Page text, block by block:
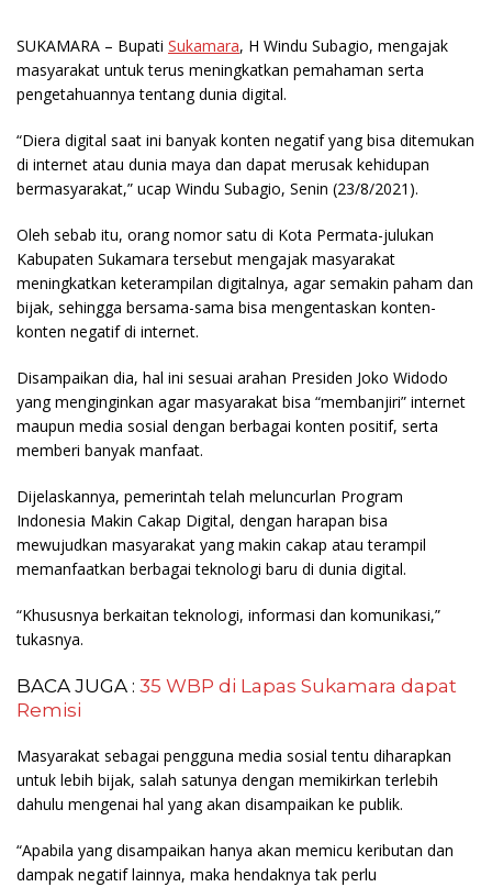
SUKAMARA – Bupati Sukamara, H Windu Subagio, mengajak
masyarakat untuk terus meningkatkan pemahaman serta
pengetahuannya tentang dunia digital.
“Diera digital saat ini banyak konten negatif yang bisa ditemukan
di internet atau dunia maya dan dapat merusak kehidupan
bermasyarakat,” ucap Windu Subagio, Senin (23/8/2021).
Oleh sebab itu, orang nomor satu di Kota Permata-julukan
Kabupaten Sukamara tersebut mengajak masyarakat
meningkatkan keterampilan digitalnya, agar semakin paham dan
bijak, sehingga bersama-sama bisa mengentaskan konten-
konten negatif di internet.
Disampaikan dia, hal ini sesuai arahan Presiden Joko Widodo
yang menginginkan agar masyarakat bisa “membanjiri” internet
maupun media sosial dengan berbagai konten positif, serta
memberi banyak manfaat.
Dijelaskannya, pemerintah telah meluncurlan Program
Indonesia Makin Cakap Digital, dengan harapan bisa
mewujudkan masyarakat yang makin cakap atau terampil
memanfaatkan berbagai teknologi baru di dunia digital.
“Khususnya berkaitan teknologi, informasi dan komunikasi,”
tukasnya.
BACA JUGA : 35 WBP di Lapas Sukamara dapat
Remisi
Masyarakat sebagai pengguna media sosial tentu diharapkan
untuk lebih bijak, salah satunya dengan memikirkan terlebih
dahulu mengenai hal yang akan disampaikan ke publik.
“Apabila yang disampaikan hanya akan memicu keributan dan
dampak negatif lainnya, maka hendaknya tak perlu